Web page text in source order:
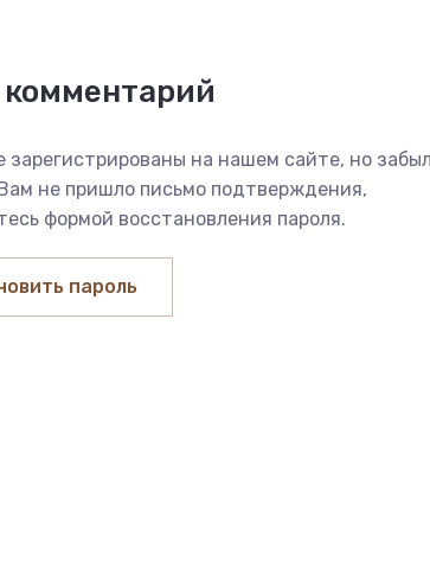
комментарий
зарегистрированы на нашем сайте, но
не пришло письмо подтверждения,
формой восстановления пароля.
пароль